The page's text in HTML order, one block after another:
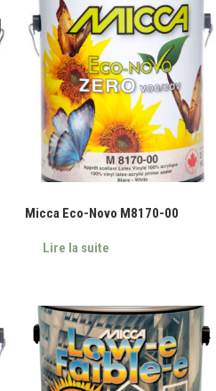
Micca Eco-Novo M8170-00
Lire la suite